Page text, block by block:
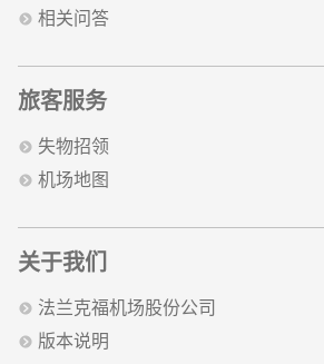
相关问答
旅客服务
失物招领
机场地图
关于我们
法兰克福机场股份公司
版本说明